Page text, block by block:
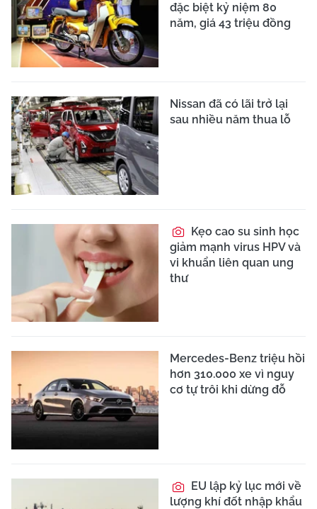
đặc biệt kỷ niệm 80
năm, giá 43 triệu đồng
Nissan đã có lãi trở lại
sau nhiều năm thua lỗ
Kẹo cao su sinh học
giảm mạnh virus HPV và
vi khuẩn liên quan ung
thư
Mercedes-Benz triệu hồi
hơn 310.000 xe vì nguy
cơ tự trôi khi dừng đỗ
EU lập kỷ lục mới về
lượng khí đốt nhập khẩu